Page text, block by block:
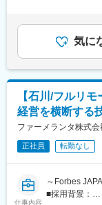
・女性管理職
長く働きやす
【EPLink社と
国内最大手
で圧倒的トッ
業から「プリ
り、業界内で
験薬や治療法
ています。
また、薬の効
接聞けること
と感謝の言葉
【一日の流れ
■朝：担当の
■午前：
・治験の進捗
事務局に共有
・来院された
・患者様の報
・治験の参加
CRC手当・
給：年1回（
合あり（10月
賃金はあくま
性があります
気に
【石川/フルリ
経営を横断する
ファーメランタ株式会
正社員 転勤なし
仕事内容
～Forbes
■採用背景：